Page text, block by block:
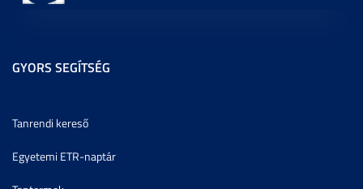
GYORS SEGÍTSÉG
Tanrendi kereső
Egyetemi ETR-naptár